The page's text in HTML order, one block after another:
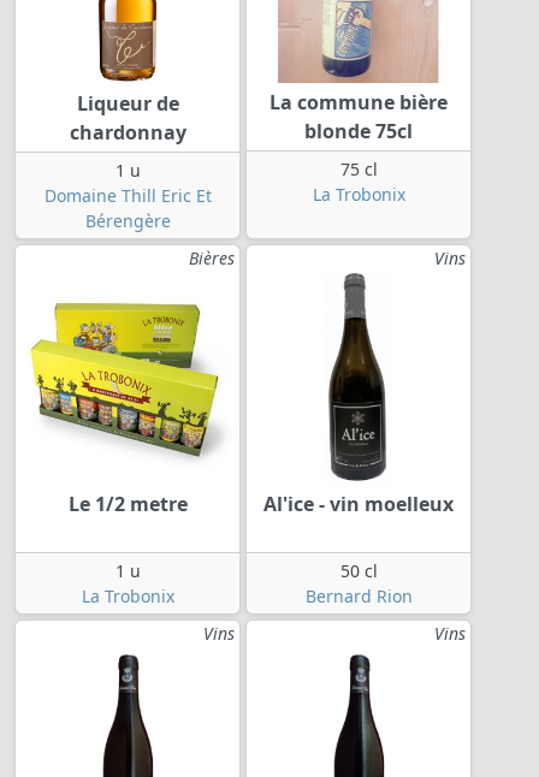
Liqueur de
chardonnay
1 u
Domaine Thill Eric Et
Bérengère
La commune bière
blonde 75cl
75 cl
La Trobonix
Bières
Le 1/2 metre
1 u
La Trobonix
Vins
Al'ice - vin moelleux
50 cl
Bernard Rion
Vins
Vins